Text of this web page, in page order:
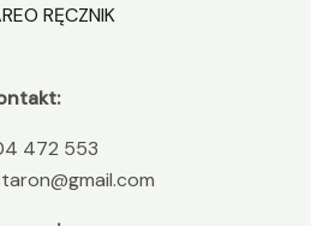
RĘCZNIK
472 553